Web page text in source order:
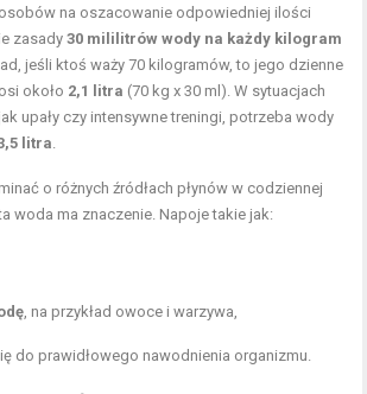
na oszacowanie odpowiedniej ilości
zasady30 mililitrów wody na każdy kilogram
jeśli ktoś waży 70 kilogramów, to jego dzienne
około 2,1 litra (70 kg x 30 ml). W sytuacjach
upały czy intensywne treningi, potrzeba wody
litra
o różnych źródłach płynów w codziennej
woda ma znaczenie. Napoje takie jak:
, na przykład owoce i warzywa,
do prawidłowego nawodnienia organizmu.